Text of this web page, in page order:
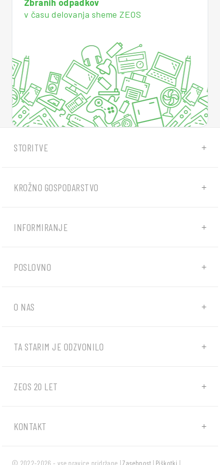
Zbranih odpadkov
v času delovanja sheme ZEOS
STORITVE
KROŽNO GOSPODARSTVO
INFORMIRANJE
POSLOVNO
O NAS
TA STARIM JE ODZVONILO
ZEOS 20 LET
KONTAKT